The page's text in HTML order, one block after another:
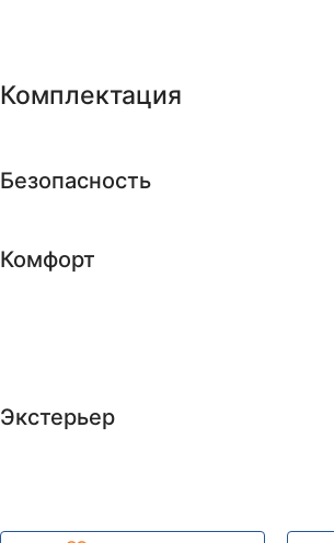
Комплектация
Безопасность
Комфорт
Экстерьер